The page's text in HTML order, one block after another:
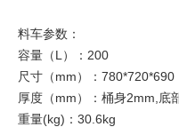
料车参数：
容量（L）：200
尺寸（mm）：780*720*690
厚度（mm）：桶身2mm,底
重量(kg)：30.6kg